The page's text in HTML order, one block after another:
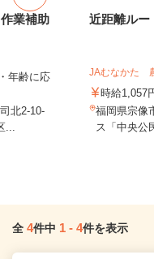
業補助
年齢に応
北2-10-
近距離ルー
JAむなかた
時給1,057
福岡県宗像
ス「中央公
全 4件中 1 - 4件を表示